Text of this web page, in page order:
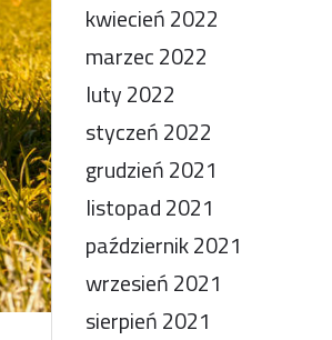
kwiecień 2022
marzec 2022
luty 2022
styczeń 2022
grudzień 2021
listopad 2021
październik 2021
wrzesień 2021
sierpień 2021